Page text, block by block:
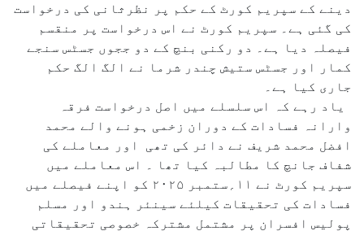
دینے کے سپریم کورٹ کے حکم پر نظرثانی کی درخواست
کی گئی ہے۔ سپریم کورٹ نے اس درخواست پر منقسم
فیصلہ دیا ہے۔ دو رکنی بنچ کے دو ججوں جسٹس سنجے
کمار اور جسٹس ستیش چندر شرما نے الگ الگ حکم
جاری کیا ہے۔
یاد رہے کہ اس سلسلے میں اصل درخواست فرقہ
وارانہ فسادات کے دوران زخمی ہونے والے محمد
افضل محمد شریف نے دائر کی تھی اور معاملے کی
شفاف جانچ کا مطالبہ کیا تھا ۔ اس معاملے میں
سپریم کورٹ نے ۱۱؍ستمبر ۲۰۲۵ کو اپنے فیصلے میں
فسادات کی تحقیقات کیلئے سینئر ہندو اور مسلم
پولیس افسران پر مشتمل مشترکہ خصوصی تحقیقاتی